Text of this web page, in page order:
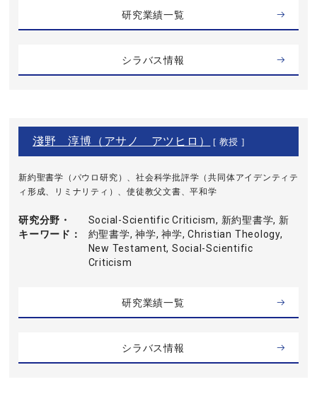
研究業績一覧
シラバス情報
淺野 淳博（アサノ アツヒロ） [ 教授 ]
新約聖書学（パウロ研究）、社会科学批評学（共同体アイデンティテ
ィ形成、リミナリティ）、使徒教父文書、平和学
研究分野・
キーワード
Social-Scientific Criticism, 新約聖書学, 新
約聖書学, 神学, 神学, Christian Theology,
New Testament, Social-Scientific
Criticism
研究業績一覧
シラバス情報